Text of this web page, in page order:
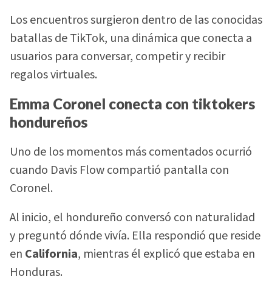
Los encuentros surgieron dentro de las conocidas
batallas de TikTok, una dinámica que conecta a
usuarios para conversar, competir y recibir
regalos virtuales.
Emma Coronel conecta con tiktokers
hondureños
Uno de los momentos más comentados ocurrió
cuando Davis Flow compartió pantalla con
Coronel.
Al inicio, el hondureño conversó con naturalidad
y preguntó dónde vivía. Ella respondió que reside
en California, mientras él explicó que estaba en
Honduras.